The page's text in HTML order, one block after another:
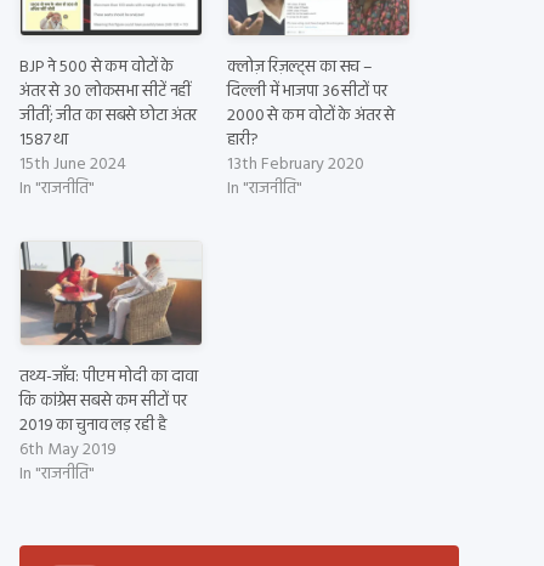
BJP ने 500 से कम वोटों के
अंतर से 30 लोकसभा सीटें नहीं
जीतीं; जीत का सबसे छोटा अंतर
1587 था
15th June 2024
In "राजनीति"
क्लोज़ रिज़ल्ट्स का सच –
दिल्ली में भाजपा 36 सीटों पर
2000 से कम वोटों के अंतर से
हारी?
13th February 2020
In "राजनीति"
तथ्य-जाँच: पीएम मोदी का दावा
कि कांग्रेस सबसे कम सीटों पर
2019 का चुनाव लड़ रही है
6th May 2019
In "राजनीति"